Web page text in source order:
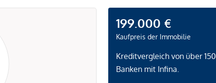
199.000 €
Kaufpreis der Immobilie
Kreditvergleich von über 150
Banken mit Infina.